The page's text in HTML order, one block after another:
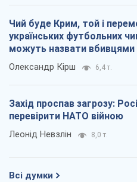
Чий буде Крим, той і
українських футбольних
можуть назвати вбивцями
Олександр Кірш 6,4 т.
Захід проспав загрозу:
перевірити НАТО війною
Леонід Невзлін 8,0 т.
Всі думки